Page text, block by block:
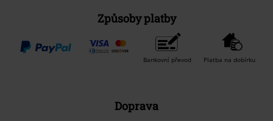
Způsoby platby
Bankovní převod Platba na dobírku
Doprava